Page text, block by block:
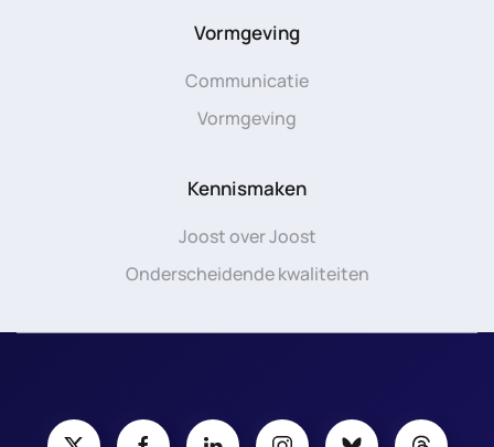
Vormgeving
Communicatie
Vormgeving
Kennismaken
Joost over Joost
Onderscheidende kwaliteiten